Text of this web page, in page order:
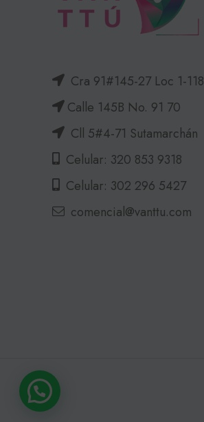
Cra 91#145-27 Loc 1-118
Calle 145B No. 91 70
Cll 5#4-71 Sutamarchán
Celular: 320 853 9318
Celular: 302 296 5427
comencial@vanttu.com